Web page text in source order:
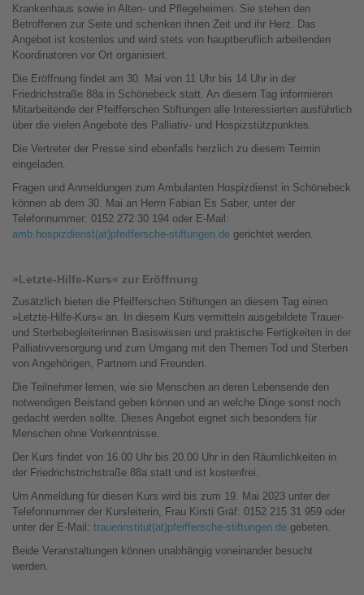
Krankenhaus sowie in Alten- und Pflegeheimen. Sie stehen den
Betroffenen zur Seite und schenken ihnen Zeit und ihr Herz. Das
Angebot ist kostenlos und wird stets von hauptberuflich arbeitenden
Koordinatoren vor Ort organisiert.
Die Eröffnung findet am 30. Mai von 11 Uhr bis 14 Uhr in der
Friedrichstraße 88a in Schönebeck statt. An diesem Tag informieren
Mitarbeitende der Pfeifferschen Stiftungen alle Interessierten ausführlich
über die vielen Angebote des Palliativ- und Hospizstützpunktes.
Die Vertreter der Presse sind ebenfalls herzlich zu diesem Termin
eingeladen.
Fragen und Anmeldungen zum Ambulanten Hospizdienst in Schönebeck
können ab dem 30. Mai an Herrn Fabian Es Saber, unter der
Telefonnummer: 0152 272 30 194 oder E-Mail:
amb.hospizdienst(at)pfeiffersche-stiftungen.de gerichtet werden.
»Letzte-Hilfe-Kurs« zur Eröffnung
Zusätzlich bieten die Pfeifferschen Stiftungen an diesem Tag einen
»Letzte-Hilfe-Kurs« an. In diesem Kurs vermitteln ausgebildete Trauer-
und Sterbebegleiterinnen Basiswissen und praktische Fertigkeiten in der
Palliativversorgung und zum Umgang mit den Themen Tod und Sterben
von Angehörigen, Partnern und Freunden.
Die Teilnehmer lernen, wie sie Menschen an deren Lebensende den
notwendigen Beistand geben können und an welche Dinge sonst noch
gedacht werden sollte. Dieses Angebot eignet sich besonders für
Menschen ohne Vorkenntnisse.
Der Kurs findet von 16.00 Uhr bis 20.00 Uhr in den Räumlichkeiten in
der Friedrichstrichstraße 88a statt und ist kostenfrei.
Um Anmeldung für diesen Kurs wird bis zum 19. Mai 2023 unter der
Telefonnummer der Kursleiterin, Frau Kirsti Gräf: 0152 215 31 959 oder
unter der E-Mail: trauerinstitut(at)pfeiffersche-stiftungen.de gebeten.
Beide Veranstaltungen können unabhängig voneinander besucht
werden.